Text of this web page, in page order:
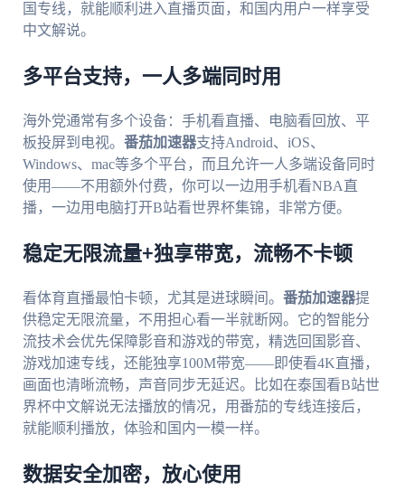
国专线，就能顺利进入直播页面，和国内用户一样享受
中文解说。
多平台支持，一人多端同时用
海外党通常有多个设备：手机看直播、电脑看回放、平
板投屏到电视。 番茄加速器支持Android、iOS、
Windows、mac等多个平台，而且允许一人多端设备同时
使用——不用额外付费，你可以一边用手机看NBA直
播，一边用电脑打开B站看世界杯集锦，非常方便。
稳定无限流量+独享带宽，流畅不卡顿
看体育直播最怕卡顿，尤其是进球瞬间。 番茄加速器提
供稳定无限流量，不用担心看一半就断网。它的智能分
流技术会优先保障影音和游戏的带宽，精选回国影音、
游戏加速专线，还能独享100M带宽——即使看4K直播，
画面也清晰流畅，声音同步无延迟。比如在泰国看B站世
界杯中文解说无法播放的情况，用番茄的专线连接后，
就能顺利播放，体验和国内一模一样。
数据安全加密，放心使用